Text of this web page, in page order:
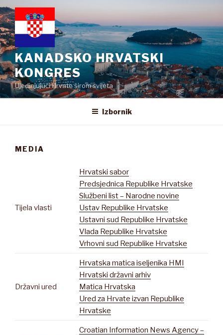
Preskoči
na
sadržaj
KANADSKO HRVATSKI
KONGRES
Ujedinjujući Hrvate širom svijeta
Izbornik
MEDIA
Tijela vlasti
Hrvatski sabor
Predsjednica Republike Hrvatske
Službeni list – Narodne novine
Ustav Republike Hrvatske
Ustavni sud Republike Hrvatske
Vlada Republike Hrvatske
Vrhovni sud Republike Hrvatske
Državni ured
Hrvatska matica iseljenika HMI
Hrvatski državni arhiv
Matica Hrvatska
Ured za Hrvate izvan Republike
Hrvatske
Croatian Information News Agency –